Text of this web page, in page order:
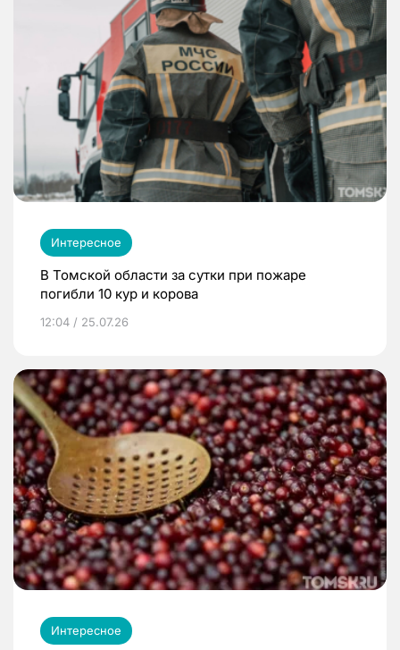
Интересное
В Томской области за сутки при пожаре
погибли 10 кур и корова
12:04 / 25.07.26
Интересное